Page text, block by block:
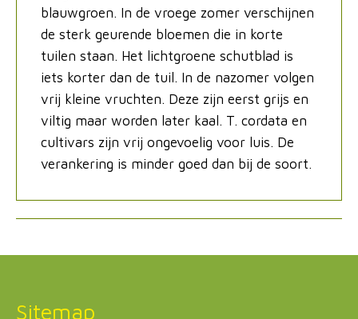
blauwgroen. In de vroege zomer verschijnen
de sterk geurende bloemen die in korte
tuilen staan. Het lichtgroene schutblad is
iets korter dan de tuil. In de nazomer volgen
vrij kleine vruchten. Deze zijn eerst grijs en
viltig maar worden later kaal. T. cordata en
cultivars zijn vrij ongevoelig voor luis. De
verankering is minder goed dan bij de soort.
Sitemap